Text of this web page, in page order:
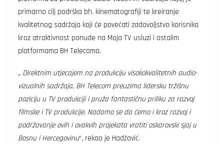
primarno cilj podrška bh. kinematografiji te kreiranje
kvalitetnog sadržaja koji će povećati zadovoljstvo korisnika
kroz atraktivnost ponude na Moja TV usluzi i ostalim
platformama BH Telecoma.
„ Direktnim utjecajem na produkciju visokokvalitetnih audio-
vizualnih sadržaja, BH Telecom preuzima lidersku tržišnu
poziciju u TV produkciji i pruža fantastičnu priliku za razvoj
filmske i TV produkcije. Nadamo se da ćemo i kroz razvoj i
podržavanje ovih i ovakvih projekata vratiti oskarovski sjaj u
Bosnu i Hercegovinu“, rekao je Hadžović.